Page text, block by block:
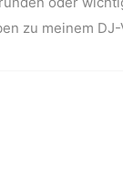
zu meinem